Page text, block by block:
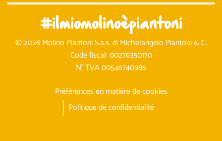
#ilmiomolinoèpiantoni
© 2026 Molino Piantoni S.a.s. di Michelangelo Piantoni & C.
Code fiscal: 00276350170
N° TVA 00546740986
Préférences en matière de cookies
Politique de confidentialité